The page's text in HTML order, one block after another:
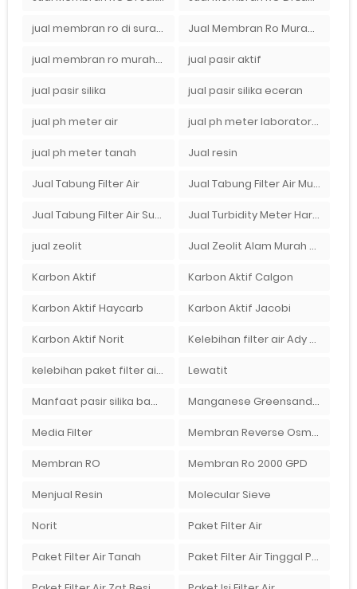
jual membran ro di surabaya Jual Membran Ro Murah : 082140002080
jual membran ro murah surabaya jual pasir aktif
jual pasir silika jual pasir silika eceran
jual ph meter air jual ph meter laboratorium
jual ph meter tanah Jual resin
Jual Tabung Filter Air Jual Tabung Filter Air Murah
Jual Tabung Filter Air Surabaya Jual Turbidity Meter Harga Murah Di Sulawesi
jual zeolit Jual Zeolit Alam Murah Di Surabaya
Karbon Aktif Karbon Aktif Calgon
Karbon Aktif Haycarb Karbon Aktif Jacobi
Karbon Aktif Norit Kelebihan filter air Ady Water untuk menyaring air sumur bor di rumah"
kelebihan paket filter air Ady Water Lewatit
Manfaat pasir silika bagi kehidupan Manganese Greensand Plus
Media Filter Membran Reverse Osmosis
Membran RO Membran Ro 2000 GPD
Menjual Resin Molecular Sieve
Norit Paket Filter Air
Paket Filter Air Tanah Paket Filter Air Tinggal Pasang